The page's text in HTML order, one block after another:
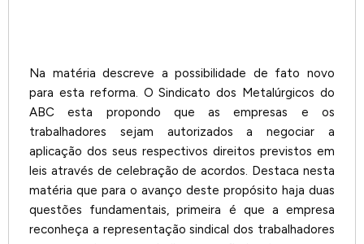
Na matéria descreve a possibilidade de fato novo
para esta reforma. O Sindicato dos Metalúrgicos do
ABC esta propondo que as empresas e os
trabalhadores sejam autorizados a negociar a
aplicação dos seus respectivos direitos previstos em
leis através de celebração de acordos. Destaca nesta
matéria que para o avanço deste propósito haja duas
questões fundamentais, primeira é que a empresa
reconheça a representação sindical dos trabalhadores